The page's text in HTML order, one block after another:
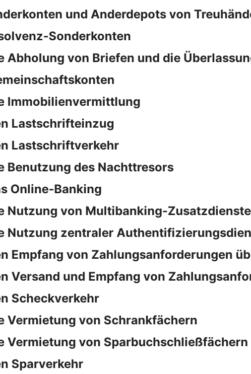
und Anderdepots von
Sonderkonten
Abholung von Briefen und die
Immobilienvermittlung
Lastschrifteinzug
Lastschriftverkehr
Benutzung des Nachttresors
Online-Banking
Nutzung von Multibanking-
Nutzung zentraler
Empfang von Zahlungsanforderungen
Versand und Empfang von
Scheckverkehr
Vermietung von Schrankfächern
Vermietung von Sparbuchschließfächern
Sparverkehr